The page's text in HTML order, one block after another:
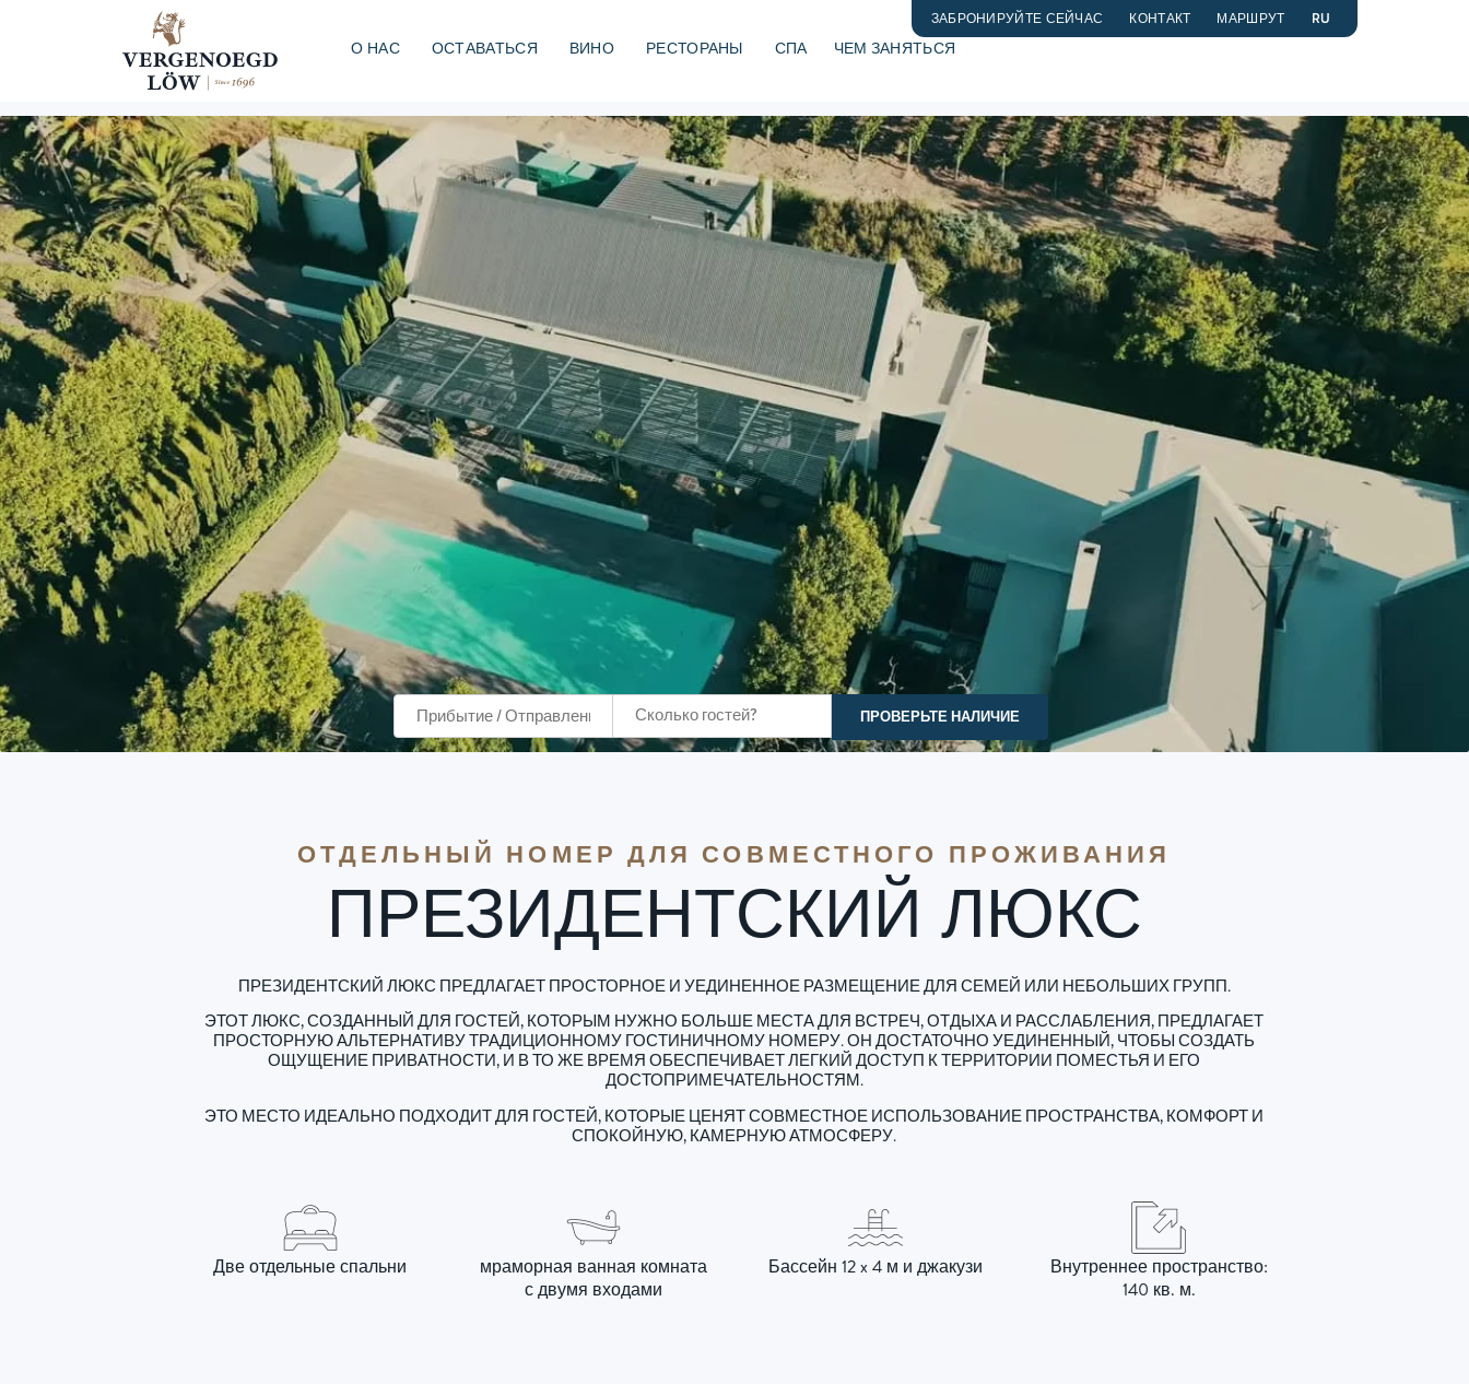
ЗАБРОНИРУЙТЕ СЕЙЧАС КОНТАКТ МАРШРУТ RU
О НАС ОСТАВАТЬСЯ ВИНО РЕСТОРАНЫ СПА ЧЕМ ЗАНЯТЬСЯ
Сколько гостей? ПРОВЕРЬТЕ НАЛИЧИЕ
ОТДЕЛЬНЫЙ НОМЕР ДЛЯ СОВМЕСТНОГО ПРОЖИВАНИЯ
ПРЕЗИДЕНТСКИЙ ЛЮКС
ПРЕЗИДЕНТСКИЙ ЛЮКС ПРЕДЛАГАЕТ ПРОСТОРНОЕ И УЕДИНЕННОЕ РАЗМЕЩЕНИЕ ДЛЯ СЕМЕЙ ИЛИ НЕБОЛЬШИХ ГРУПП.
ЭТОТ ЛЮКС, СОЗДАННЫЙ ДЛЯ ГОСТЕЙ, КОТОРЫМ НУЖНО БОЛЬШЕ МЕСТА ДЛЯ ВСТРЕЧ, ОТДЫХА И РАССЛАБЛЕНИЯ, ПРЕДЛАГАЕТ
ПРОСТОРНУЮ АЛЬТЕРНАТИВУ ТРАДИЦИОННОМУ ГОСТИНИЧНОМУ НОМЕРУ. ОН ДОСТАТОЧНО УЕДИНЕННЫЙ, ЧТОБЫ СОЗДАТЬ
ОЩУЩЕНИЕ ПРИВАТНОСТИ, И В ТО ЖЕ ВРЕМЯ ОБЕСПЕЧИВАЕТ ЛЕГКИЙ ДОСТУП К ТЕРРИТОРИИ ПОМЕСТЬЯ И ЕГО
ДОСТОПРИМЕЧАТЕЛЬНОСТЯМ.
ЭТО МЕСТО ИДЕАЛЬНО ПОДХОДИТ ДЛЯ ГОСТЕЙ, КОТОРЫЕ ЦЕНЯТ СОВМЕСТНОЕ ИСПОЛЬЗОВАНИЕ ПРОСТРАНСТВА, КОМФОРТ И
СПОКОЙНУЮ, КАМЕРНУЮ АТМОСФЕРУ.
Две отдельные спальни
мраморная ванная комната
с двумя входами
Бассейн 12 x 4 м и джакузи
Внутреннее пространство:
140 кв. м.